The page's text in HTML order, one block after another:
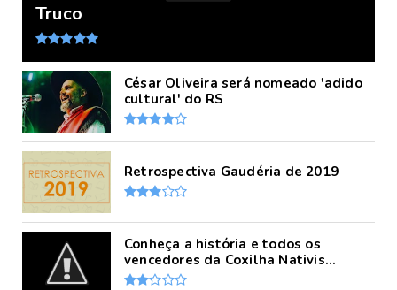
Truco
César Oliveira será nomeado 'adido
cultural' do RS
Retrospectiva Gaudéria de 2019
Conheça a história e todos os
vencedores da Coxilha Nativis...